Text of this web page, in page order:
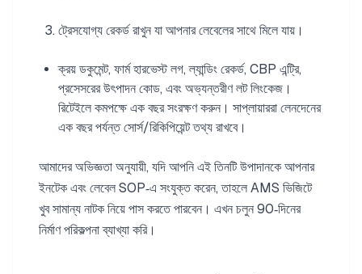
ট্রেসযোগ্য রেকর্ড রাখুন যা আপনার লেবেলের সাথে মিলে যায়।
ক্রয় ডকুমেন্ট, ফার্ম হারভেস্ট লগ, ল্যান্ডিং রেকর্ড, CBP এন্ট্রি,
প্রসেসরের উৎপাদন কোড, এবং অভ্যন্তরীণ লট লিংকেজ।
রিটেইলে কমপক্ষে এক বছর সংরক্ষণ করুন। সাপ্লায়াররা লেনদেনের
এক বছর পর্যন্ত সোর্স/রিকিপিয়েন্ট তথ্য রাখবে।
আমাদের অভিজ্ঞতা অনুযায়ী, যদি আপনি এই তিনটি উপাদানকে আপনার
ইনটেক এবং লেবেল SOP‑এ সংযুক্ত করেন, তাহলে AMS ভিজিটে
খুব সামান্য নাটক নিয়ে পাস করতে পারবেন। এখন চলুন 90‑দিনের
নির্মাণ পরিকল্পনা ব্যাখ্যা করি।